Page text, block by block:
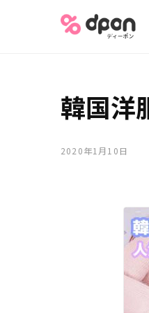
韓国洋
2020年1月10日